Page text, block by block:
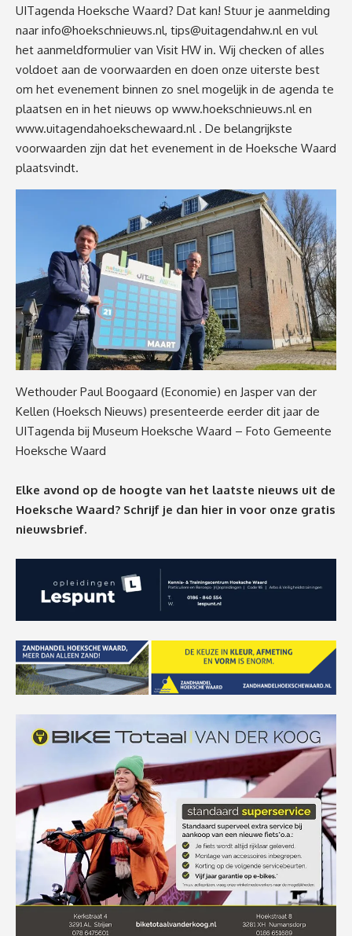
UITagenda Hoeksche Waard? Dat kan! Stuur je aanmelding
naar info@hoekschnieuws.nl, tips@uitagendahw.nl en vul
het aanmeldformulier van Visit HW in. Wij checken of alles
voldoet aan de voorwaarden en doen onze uiterste best
om het evenement binnen zo snel mogelijk in de agenda te
plaatsen en in het nieuws op www.hoekschnieuws.nlen
www.uitagendahoekschewaard.nl. De belangrijkste
voorwaarden zijn dat het evenement in de Hoeksche Waard
plaatsvindt.
Wethouder Paul Boogaard (Economie) en Jasper van der
Kellen (Hoeksch Nieuws) presenteerde eerder dit jaar de
UITagenda bij Museum Hoeksche Waard – Foto Gemeente
Hoeksche Waard
Elke avond op de hoogte van het laatste nieuws uit de
Hoeksche Waard? Schrijf je dan hier in voor onze gratis
nieuwsbrief.